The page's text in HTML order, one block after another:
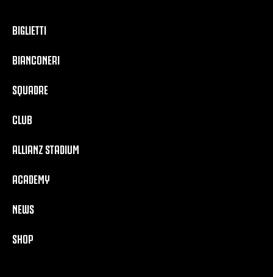
BIGLIETTI
BIANCONERI
SQUADRE
CLUB
ALLIANZ STADIUM
ACADEMY
NEWS
SHOP